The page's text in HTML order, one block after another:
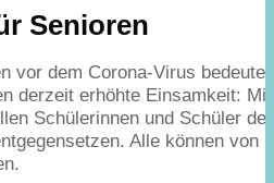
Senioren
vor dem Corona-Virus bedeutet
derzeit erhöhte Einsamkeit: Mit
Schülerinnen und Schüler der
Alle können von